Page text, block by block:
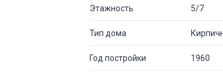
Этажность 5/7
Тип дома
Год постройки 1960